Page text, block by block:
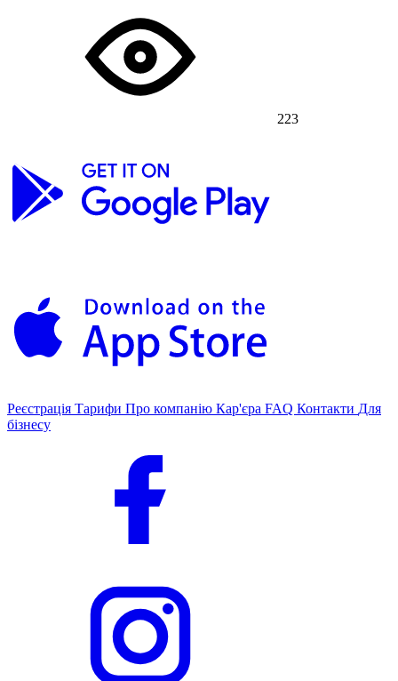
223
Реєстрація Тарифи Про компанію Кар'єра FAQ Контакти Для
бізнесу